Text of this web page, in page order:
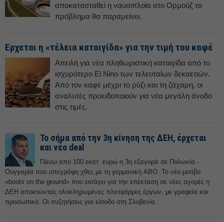
αποκατασταθεί η ναυσιπλοϊα στο Ορμούζ το
πρόβλημα θα παραμείνει.
Ερχεται η «τέλεια καταιγίδα» για την τιμή του καφέ
Απειλή για νέα πληθωριστική καταιγίδα από το
ισχυρότερο El Nino των τελευταίων δεκαετιών.
Από τον καφέ μέχρι το ρύζι και τη ζάχαρη, οι
αναλυτές προειδοποιούν για νέα μεγάλη άνοδο
στις τιμές.
Το σήμα από την 3η κίνηση της ΔΕΗ, έρχεται
και νέο deal
Πάνω από 100 εκατ. ευρώ η 3η εξαγορά σε Πολωνία -
Ουγγαρία που υπεγράφη χθες με τη γερμανική ABO. Το νέο μοτίβο
«boots on the ground» που εισάγει για την επέκταση σε νέες αγορές η
ΔΕΗ αποκτώντας ολοκληρωμένες πλατφόρμες έργων, με γραφεία και
προσωπικό. Οι συζητήσεις για είσοδο στη Σλοβενία.